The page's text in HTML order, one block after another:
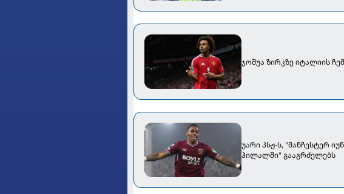
ჯოშუა ზირკზე იტალიის
უარი პსჟ-ს, "მანჩესტერ
ჰილალში" გააგრძელებს